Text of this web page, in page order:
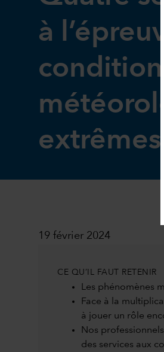
à
conditions
extrêmes
19 février 2024
CE QU’IL FAUT RETENIR
Les phénomènes
Face à la
à jouer un rôle
Nos
des services aux